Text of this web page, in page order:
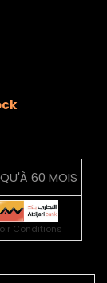
60 MOIS
Conditions